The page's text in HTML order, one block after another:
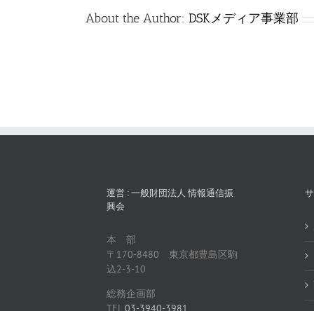
About the Author: DSKメディア事業部
運営 : 一般財団法人 情報通信振
興会
本 部
〒170-8480 東京都豊島区駒
込2-3-10
総務企画部
TEL03-3940-3981